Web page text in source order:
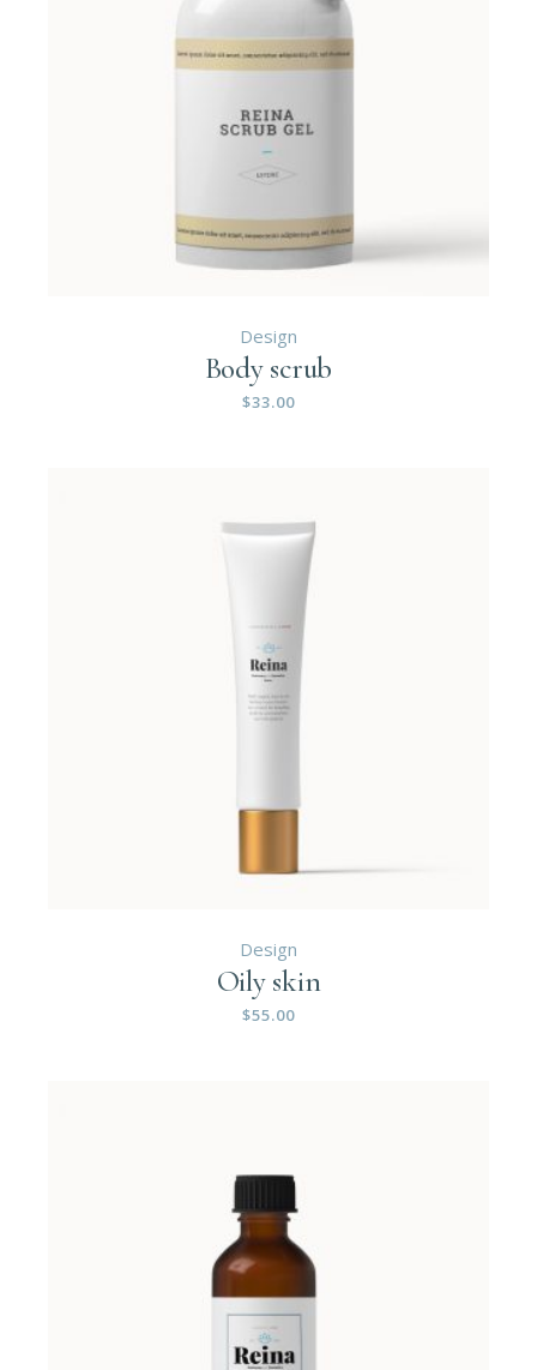
Design
Body scrub
$33.00
Design
Oily skin
$55.00